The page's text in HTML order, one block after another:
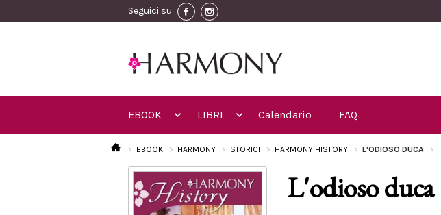
Seguici su
EBOOK LIBRI Calendario FAQ
EBOOK HARMONY STORICI HARMONY HISTORY L'ODIOSO DUCA
L'odioso duca